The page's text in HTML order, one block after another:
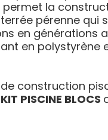
la
pérenne qui
en générations
en polystyrène
construction
KIT PISCINE BLOCS